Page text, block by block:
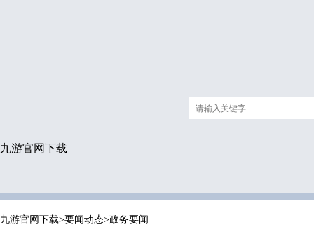
九游官网下载
九游官网下载>要闻动态>政务要闻